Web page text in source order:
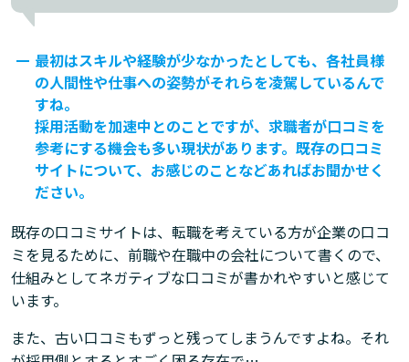
最初はスキルや経験が少なかったとしても、各社員様
の人間性や仕事への姿勢がそれらを凌駕しているんで
すね。
採用活動を加速中とのことですが、求職者が口コミを
参考にする機会も多い現状があります。既存の口コミ
サイトについて、お感じのことなどあればお聞かせく
ださい。
既存の口コミサイトは、転職を考えている方が企業の口コ
ミを見るために、前職や在職中の会社について書くので、
仕組みとしてネガティブな口コミが書かれやすいと感じて
います。
また、古い口コミもずっと残ってしまうんですよね。それ